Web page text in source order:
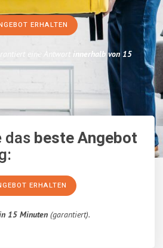
ERHALTEN
eine Antwort innerhalb von 15
dasbeste Angebot
ERHALTEN
15 Minuten(garantiert).